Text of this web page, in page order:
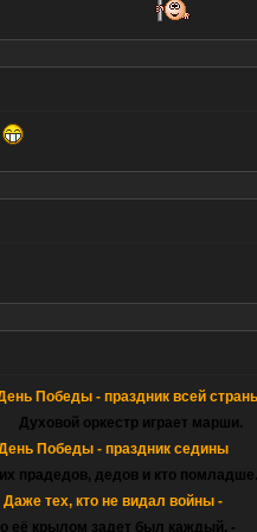
Победы - праздник всей
Духовой оркестр играет марши.
Победы - праздник седины
прадедов, дедов и кто помладше.
Даже тех, кто не видал войны -
её крылом задет был каждый, -